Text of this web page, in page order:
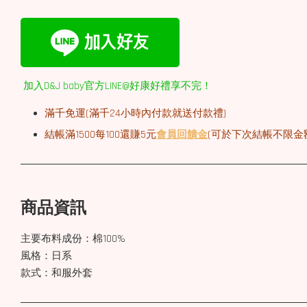
加入D&J baby官方LINE@好康好禮享不完！
滿千免運(滿千24小時內付款就送付款禮)
結帳滿1500每100還賺5元會員回饋金(可於下次結帳不限金
商品資訊
主要布料成份：棉100%
風格：日系
款式：和服外套